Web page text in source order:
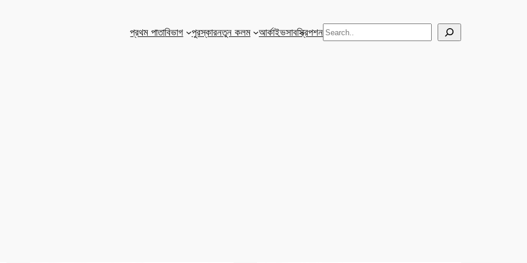
প্রথম পাতাবিভাগ পুরস্কারনতুন কলম আর্কাইভসাবস্ক্রিপশনSearch